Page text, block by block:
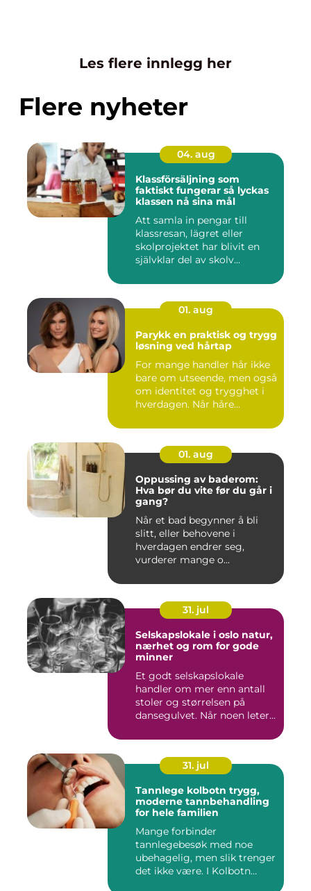
Les flere innlegg her
Flere nyheter
04. aug
Klassförsäljning som
faktiskt fungerar så lyckas
klassen nå sina mål
Att samla in pengar till
klassresan, lägret eller
skolprojektet har blivit en
självklar del av skolv...
01. aug
Parykk en praktisk og trygg
løsning ved hårtap
For mange handler hår ikke
bare om utseende, men også
om identitet og trygghet i
hverdagen. Når håre...
01. aug
Oppussing av baderom:
Hva bør du vite før du går i
gang?
Når et bad begynner å bli
slitt, eller behovene i
hverdagen endrer seg,
vurderer mange o...
31. jul
Selskapslokale i oslo natur,
nærhet og rom for gode
minner
Et godt selskapslokale
handler om mer enn antall
stoler og størrelsen på
dansegulvet. Når noen leter...
31. jul
Tannlege kolbotn trygg,
moderne tannbehandling
for hele familien
Mange forbinder
tannlegebesøk med noe
ubehagelig, men slik trenger
det ikke være. I Kolbotn